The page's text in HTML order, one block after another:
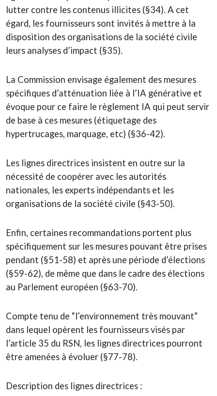
lutter contre les contenus illicites (§34). A cet
égard, les fournisseurs sont invités à mettre à la
disposition des organisations de la société civile
leurs analyses d’impact (§35).
La Commission envisage également des mesures
spécifiques d’atténuation liée à l’IA générative et
évoque pour ce faire le règlement IA qui peut servir
de base à ces mesures (étiquetage des
hypertrucages, marquage, etc) (§36-42).
Les lignes directrices insistent en outre sur la
nécessité de coopérer avec les autorités
nationales, les experts indépendants et les
organisations de la société civile (§43-50).
Enfin, certaines recommandations portent plus
spécifiquement sur les mesures pouvant être prises
pendant (§51-58) et après une période d’élections
(§59-62), de même que dans le cadre des élections
au Parlement européen (§63-70).
Compte tenu de “l’environnement très mouvant”
dans lequel opèrent les fournisseurs visés par
l’article 35 du RSN, les lignes directrices pourront
être amenées à évoluer (§77-78).
Description des lignes directrices :